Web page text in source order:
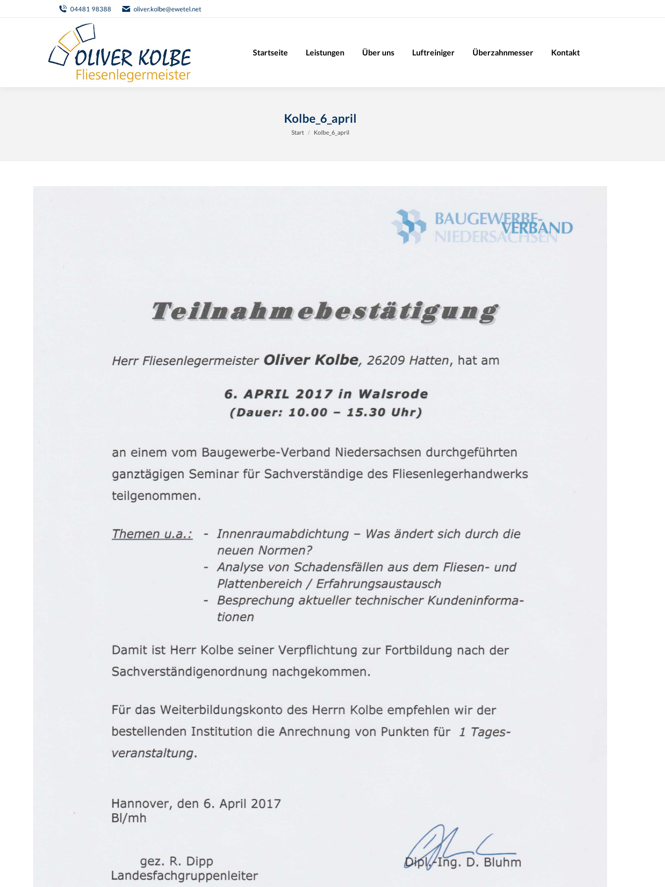
04481 98388 oliver.kolbe@ewetel.net
Startseite Leistungen Über uns Luftreiniger Überzahnmesser Kontakt
Kolbe_6_april
Sie befinden sich hier:
Start Kolbe_6_april